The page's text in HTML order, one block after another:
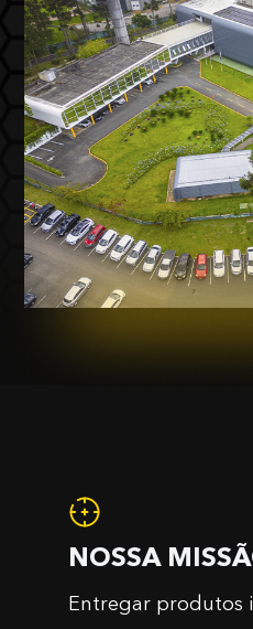
NOSSA
Entregar produtos